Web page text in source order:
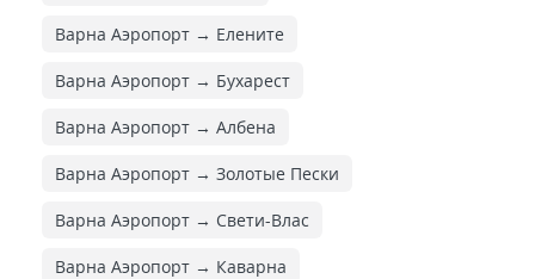
Варна Аэропорт → Елените
Варна Аэропорт → Бухарест
Варна Аэропорт → Албена
Варна Аэропорт → Золотые Пески
Варна Аэропорт → Свети-Влас
Варна Аэропорт → Каварна